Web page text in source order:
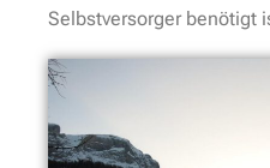
Selbstversorger benötigt